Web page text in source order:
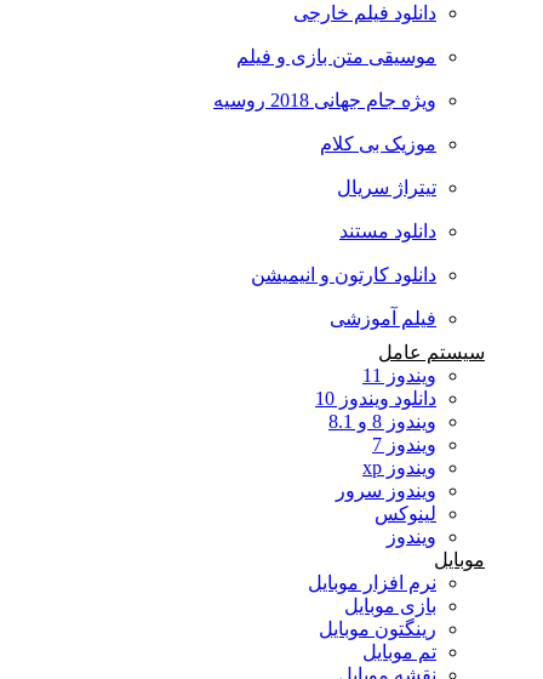
دانلود فیلم خارجی
موسیقی متن بازی و فیلم
ویژه جام جهانی 2018 روسیه
موزیک بی کلام
تیتراژ سریال
دانلود مستند
دانلود کارتون و انیمیشن
فیلم آموزشی
سیستم عامل
ویندوز 11
دانلود ویندوز 10
ویندوز 8 و 8.1
ویندوز 7
ویندوز xp
ویندوز سرور
لینوکس
ویندوز
موبایل
نرم افزار موبایل
بازی موبایل
رینگتون موبایل
تم موبایل
نقشه موبایل